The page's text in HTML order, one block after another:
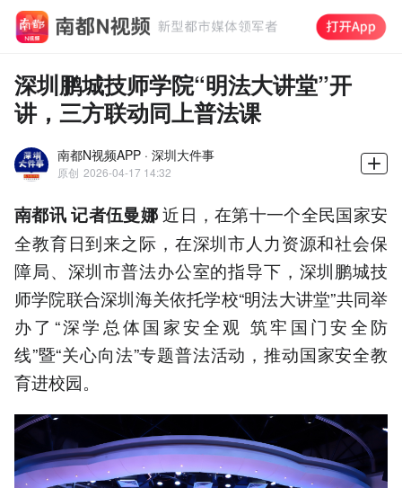
深圳鹏城技师学院“明法大讲堂”开
讲，三方联动同上普法课
南都N视频APP · 深圳大件事
原创 2026-04-17 14:32
南都讯 记者伍曼娜近日，在第十一个全民国家安
全教育日到来之际，在深圳市人力资源和社会保
障局、深圳市普法办公室的指导下，深圳鹏城技
师学院联合深圳海关依托学校“明法大讲堂”共同举
办了“深学总体国家安全观 筑牢国门安全防
线”暨“关心向法”专题普法活动，推动国家安全教
育进校园。